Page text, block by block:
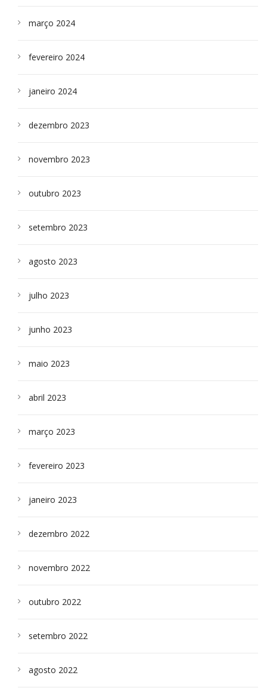
março 2024
fevereiro 2024
janeiro 2024
dezembro 2023
novembro 2023
outubro 2023
setembro 2023
agosto 2023
julho 2023
junho 2023
maio 2023
abril 2023
março 2023
fevereiro 2023
janeiro 2023
dezembro 2022
novembro 2022
outubro 2022
setembro 2022
agosto 2022